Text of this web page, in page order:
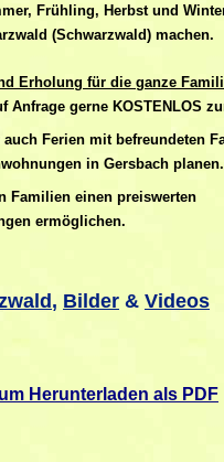
Frühling, Herbst und
(Schwarzwald) machen.
Erholung für die ganze
Anfrage gerne KOSTENLOS
Ferien mit befreundeten
in Gersbach planen.
Familien einen preiswerten
ermöglichen.
, Bilder & Videos
Herunterladen als PDF